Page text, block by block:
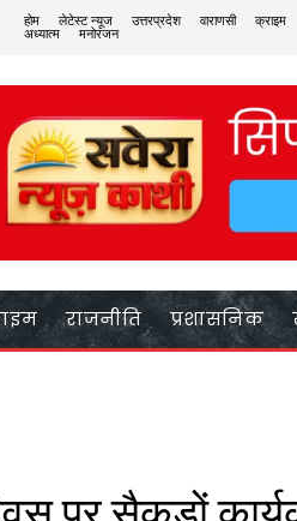
होम लेटेस्ट न्यूज उत्तरप्रदेश वाराणसी क्राइम
अध्यात्म
मनोरंजन
राजनीति प्रशासनिक